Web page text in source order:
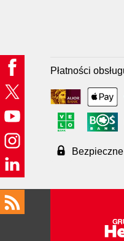
Płatności